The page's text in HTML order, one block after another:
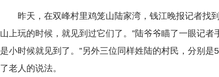
昨天，在双峰村里鸡笼山陆家湾，钱江晚报记者找到
山上玩的时候，就见到过它们了。”陆爷爷瞄了一眼记者
是小时候就见到了。”另外三位同样姓陆的村民，分别
了老人的说法。